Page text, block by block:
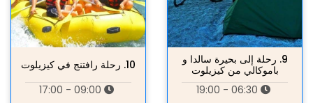
9. رحلة إلى بحيرة سالدا و
باموكالي من كيزيلوت
10. رحلة رافتنج في كيزيلوت